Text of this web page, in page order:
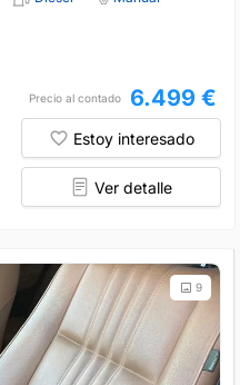
Precio al contado 6.499 €
Estoy interesado
Ver detalle
9